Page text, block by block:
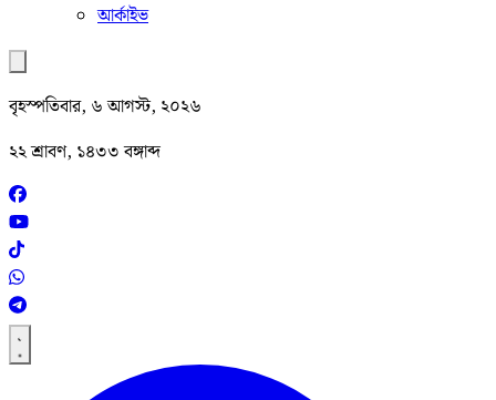
আর্কাইভ
বৃহস্পতিবার, ৬ আগস্ট, ২০২৬
২২ শ্রাবণ, ১৪৩৩ বঙ্গাব্দ